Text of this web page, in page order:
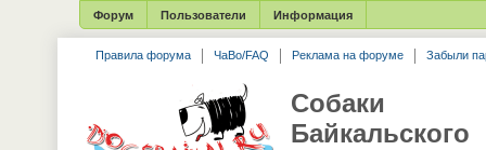
Форум Пользователи Информация
Правила форума ЧаВо/FAQ Реклама на форуме Забыли
Собаки
Байкальского